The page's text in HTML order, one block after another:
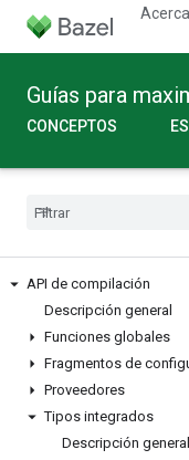
Guías para
CONCEPTOS
API de compilación
Descripción general
Funciones globales
Fragmentos de
Proveedores
Tipos integrados
Descripción general